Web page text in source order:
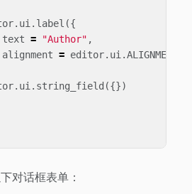
. ui . label ({
text = "Author" ,
alignment = editor. ui .ALIGNMENT
. ui . string_field ({})
对话框表单：